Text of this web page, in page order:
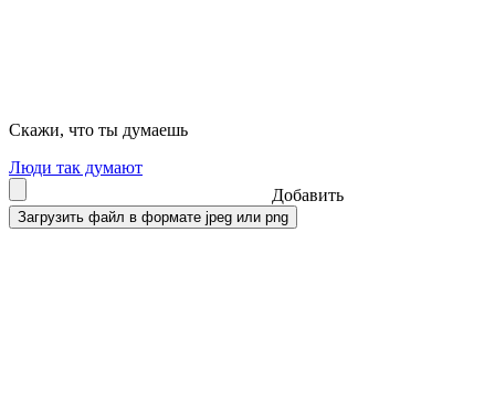
Скажи, что ты думаешь
Люди так думают
Добавить